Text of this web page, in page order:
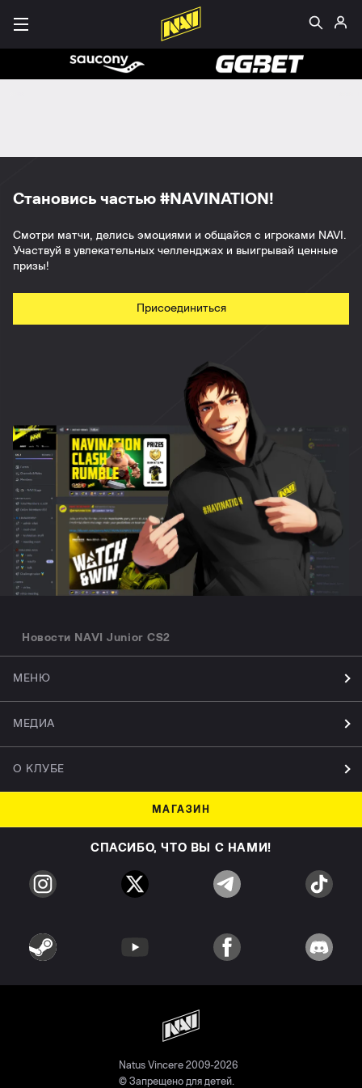
Становись частью #NAVINATION!
Смотри матчи, делись эмоциями и общайся с игроками NAVI.
Участвуй в увлекательных челленджах и выигрывай ценные
призы!
Присоединиться
Новости NAVI Junior CS2
МЕНЮ
МЕДИА
О КЛУБЕ
МАГАЗИН
СПАСИБО, ЧТО ВЫ С НАМИ!
Natus Vincere 2009-2026
© Запрещено для детей.